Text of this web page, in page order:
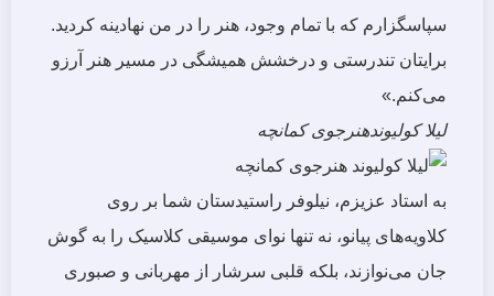
سپاسگزارم که با تمام وجود، هنر را در من نهادینه کردید.
برایتان تندرستی و درخشش همیشگی در مسیر هنر آرزو
می‌کنم.»
لیلا کولیوندهنرجوی کمانچه
به استاد عزیزم، نیلوفر راستیدستان شما بر روی
کلاویه‌های پیانو، نه تنها نوای موسیقی کلاسیک را به گوش
جان می‌نوازند، بلکه قلبی سرشار از مهربانی و صبوری